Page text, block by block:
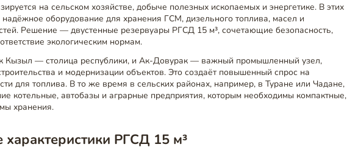
на сельском хозяйстве, добыче полезных ископаемых и энергетике. В этих
надёжное оборудование для хранения ГСМ, дизельного топлива, масел и
Решение — двустенные резервуары РГСД 15 м³, сочетающие безопасность,
экологическим нормам.
Кызыл — столица республики, и Ак-Довурак — важный промышленный узел,
и модернизации объектов. Это создаёт повышенный спрос на
для топлива. В то же время в сельских районах, например, в Туране или Чадане,
котельные, автобазы и аграрные предприятия, которым необходимы компактные,
хранения.
характеристики РГСД 15 м³